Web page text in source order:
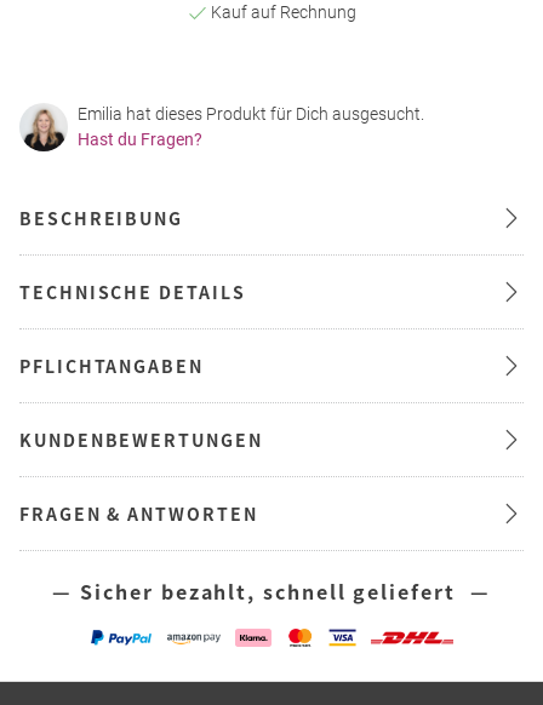
Kauf auf Rechnung
Emilia hat dieses Produkt für Dich ausgesucht.
Hast du Fragen?
BESCHREIBUNG
TECHNISCHE DETAILS
PFLICHTANGABEN
KUNDENBEWERTUNGEN
FRAGEN & ANTWORTEN
— Sicher bezahlt, schnell geliefert —